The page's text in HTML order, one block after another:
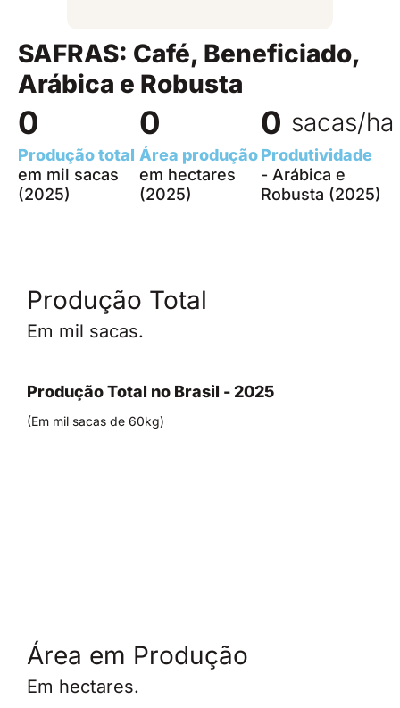
SAFRAS: Café, Beneficiado,
Arábica e Robusta
0
Produção total
em mil sacas
(2025)
0
Área produção
em hectares
(2025)
0 sacas/ha
Produtividade
- Arábica e
Robusta (2025)
Produção Total
Em mil sacas.
Produção Total no Brasil - 2025
(Em mil sacas de 60kg)
Área em Produção
Em hectares.